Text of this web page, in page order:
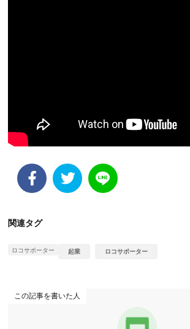
関連タグ
ロコサポーター 起業 ロコサポーター
この記事を書いた人